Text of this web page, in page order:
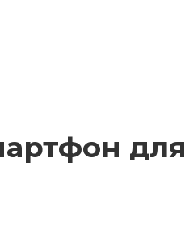
для